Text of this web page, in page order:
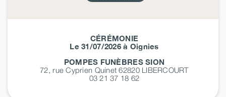
CÉRÉMONIE
Le 31/07/2026 à Oignies
POMPES FUNÈBRES SION
72, rue Cyprien Quinet 62820 LIBERCOURT
03 21 37 18 62